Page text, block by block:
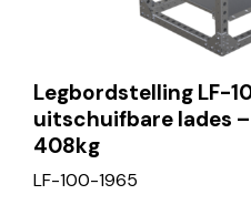
Legbordstelling LF-
uitschuifbare lades
408kg
LF-100-1965